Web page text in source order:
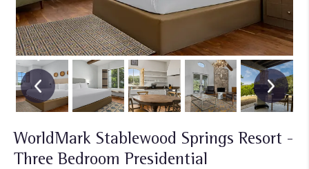
WorldMark Stablewood Springs Resort -
Three Bedroom Presidential